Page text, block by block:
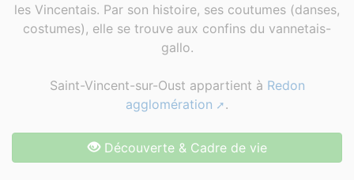
les Vincentais. Par son histoire, ses coutumes (danses,
costumes), elle se trouve aux confins du vannetais-
gallo.
Saint-Vincent-sur-Oust appartient à Redon
agglomération
.
Découverte & Cadre de vie